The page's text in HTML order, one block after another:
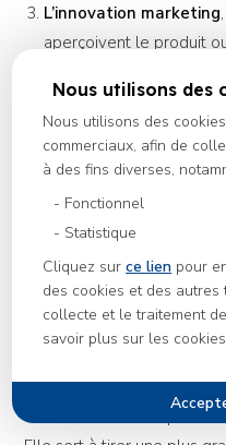
L’innovation marketing
aperçoivent le produit
mais également tout
L’ innovation
conception de
entreprise peut réaliser
peut s’agir d’une
commerciales avec
Conclusion
Une innovation constitue
créer de nouveaux
Nous utilisons des
Nous utilisons des
commerciaux, afin de
à des fins diverses,
Fonctionnel
Statistique
Cliquez surce lien pour
des cookies et des
collecte et le traitement
savoir plus sur les